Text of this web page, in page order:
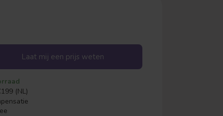
Laat mij een prijs weten
(NL)